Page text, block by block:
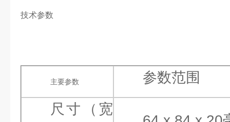
技术参数
主要参数
参数范围
尺寸（宽